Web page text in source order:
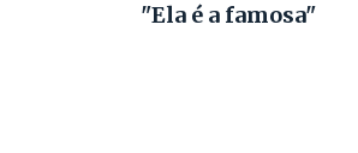
"Ela é a famosa"